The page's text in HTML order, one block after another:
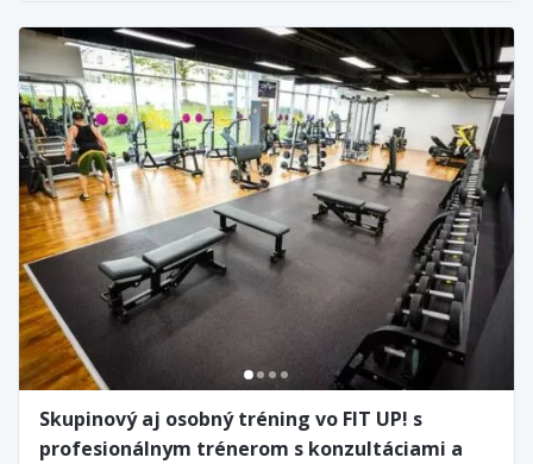
Skupinový aj osobný tréning vo FIT UP! s
profesionálnym trénerom s konzultáciami a